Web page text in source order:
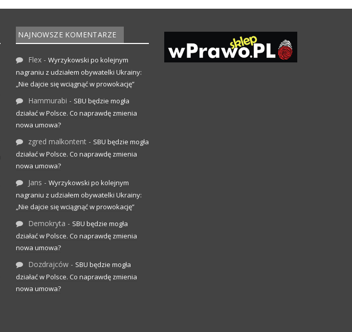
NAJNOWSZE KOMENTARZE
Flex - Wyrzykowski po kolejnym
nagraniu z udziałem obywatelki Ukrainy:
„Nie dajcie się wciągnąć w prowokację”
Hammurabi - SBU będzie mogła
działać w Polsce. Co naprawdę zmienia
nowa umowa?
zgred malkontent - SBU będzie mogła
działać w Polsce. Co naprawdę zmienia
nowa umowa?
Jans - Wyrzykowski po kolejnym
nagraniu z udziałem obywatelki Ukrainy:
„Nie dajcie się wciągnąć w prowokację”
Demokryta - SBU będzie mogła
działać w Polsce. Co naprawdę zmienia
nowa umowa?
Dozdrajców - SBU będzie mogła
działać w Polsce. Co naprawdę zmienia
nowa umowa?